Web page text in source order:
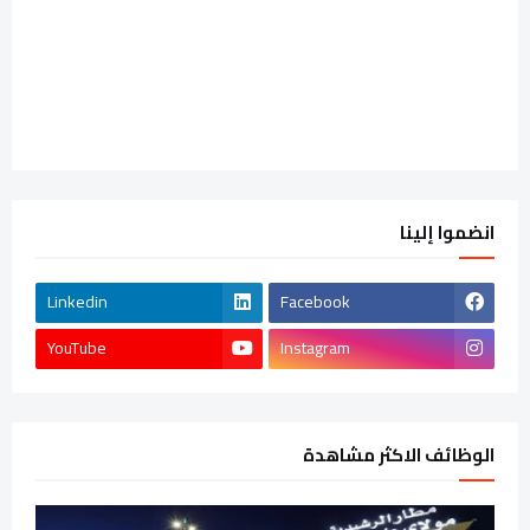
انضموا إلينا
Facebook
Linkedin
Instagram
YouTube
الوظائف الاكثر مشاهدة